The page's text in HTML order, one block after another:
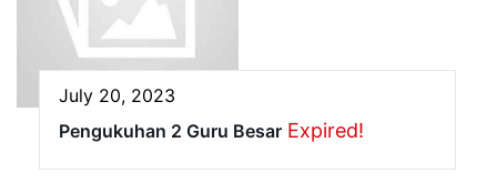
July 20, 2023
Pengukuhan 2 Guru Besar Expired!